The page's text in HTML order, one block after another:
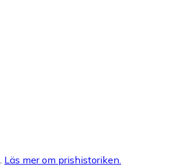
Läs mer om prishistoriken.